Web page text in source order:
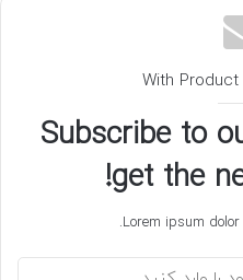
With
Subscribe to
get the
Lorem ipsum